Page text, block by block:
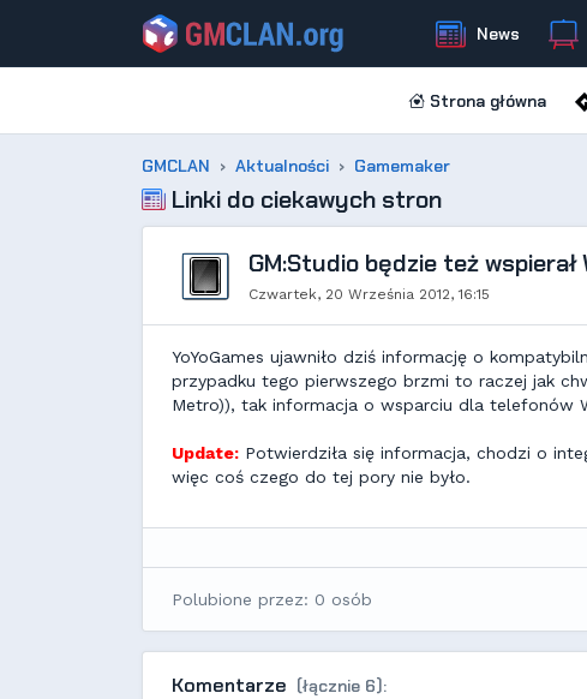
News
Strona główna
GMCLAN Aktualności Gamemaker
Linki do ciekawych stron
GM:Studio będzie też wspierał
Czwartek, 20 Września 2012, 16:15
YoYoGames ujawniło dziś informację o
przypadku tego pierwszego brzmi to raczej jak
Metro)), tak informacja o wsparciu dla telefonów
Update: Potwierdziła się informacja, chodzi o
więc coś czego do tej pory nie było.
Polubione przez: 0 osób
Komentarze (łącznie 6):